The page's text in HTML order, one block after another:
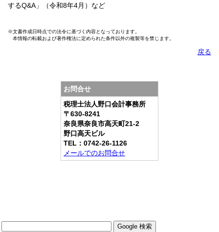
するQ&A」（令和8年4月）など
※文書作成日時点での法令に基づく内容となっております。
本情報の転載および著作権法に定められた条件以外の複製等を禁じます。
戻る
お問合せ
税理士法人野口会計事務所
〒630-8241
奈良県奈良市高天町21-2
野口高天ビル
TEL：0742-26-1126
メールでのお問合せ